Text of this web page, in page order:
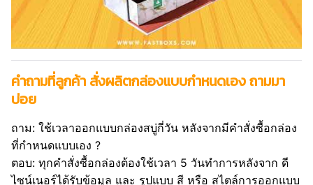
คำถามที่ลูกค้า สั่งผลิตกล่องแบบกำหนดเอง ถามมา
บ่อย
ถาม: ใช้เวลาออกแบบกล่องสบู่กี่วัน หลังจากมีคำสั่งซื้อกล่อง
ที่กำหนดแบบเอง ?
ตอบ: ทุกคำสั่งซื้อกล่องต้องใช้เวลา 5 วันทำการหลังจาก ดี
ไซน์เนอร์ได้รับข้อมูล และ รูปแบบ สี หรือ สไตล์การออกแบบ